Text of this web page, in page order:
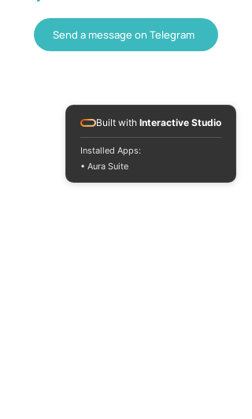
Send a message on Telegram
Built with Interactive Studio
Installed Apps:
• Aura Suite